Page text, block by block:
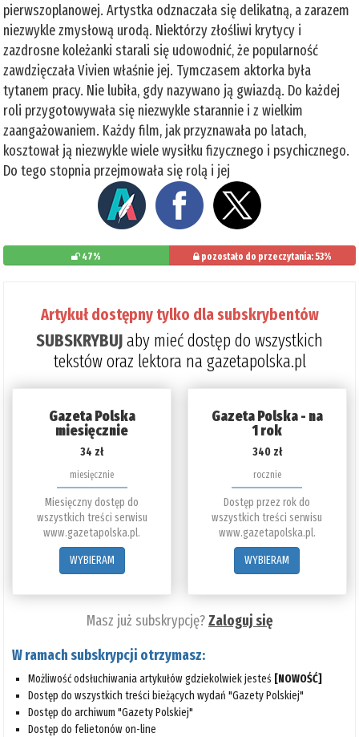
pierwszoplanowej. Artystka odznaczała się delikatną, a zarazem
niezwykle zmysłową urodą. Niektórzy złośliwi krytycy i
zazdrosne koleżanki starali się udowodnić, że popularność
zawdzięczała Vivien właśnie jej. Tymczasem aktorka była
tytanem pracy. Nie lubiła, gdy nazywano ją gwiazdą. Do każdej
roli przygotowywała się niezwykle starannie i z wielkim
zaangażowaniem. Każdy film, jak przyznawała po latach,
kosztował ją niezwykle wiele wysiłku fizycznego i psychicznego.
Do tego stopnia przejmowała się rolą i jej
47% pozostało do przeczytania: 53%
Artykuł dostępny tylko dla subskrybentów
SUBSKRYBUJaby mieć dostęp do wszystkich
tekstów oraz lektora na gazetapolska.pl
Gazeta Polska
miesięcznie
34 zł
miesięcznie
Miesięczny dostęp do
wszystkich treści serwisu
www.gazetapolska.pl.
WYBIERAM
Gazeta Polska - na
1 rok
340 zł
rocznie
Dostęp przez rok do
wszystkich treści serwisu
www.gazetapolska.pl.
WYBIERAM
Masz już subskrypcję?Zaloguj się
W ramach subskrypcji otrzymasz:
Możliwość odsłuchiwania artykułów gdziekolwiek jesteś [NOWOŚĆ]
Dostęp do wszystkich treści bieżących wydań "Gazety Polskiej"
Dostęp do archiwum "Gazety Polskiej"
Dostęp do felietonów on-line